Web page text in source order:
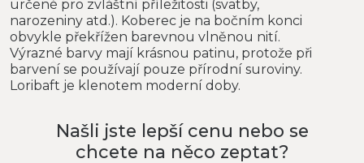
určené pro zvláštní příležitosti (svatby,
narozeniny atd.). Koberec je na bočním konci
obvykle překřížen barevnou vlněnou nití.
Výrazné barvy mají krásnou patinu, protože při
barvení se používají pouze přírodní suroviny.
Loribaft je klenotem moderní doby.
Našli jste lepší cenu nebo se
chcete na něco zeptat?